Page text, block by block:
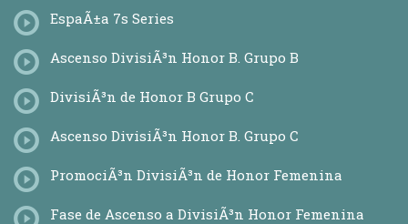
EspaÃ±a 7s Series
Ascenso DivisiÃ³n Honor B. Grupo B
DivisiÃ³n de Honor B Grupo C
Ascenso DivisiÃ³n Honor B. Grupo C
PromociÃ³n DivisiÃ³n de Honor Femenina
Fase de Ascenso a DivisiÃ³n Honor Femenina